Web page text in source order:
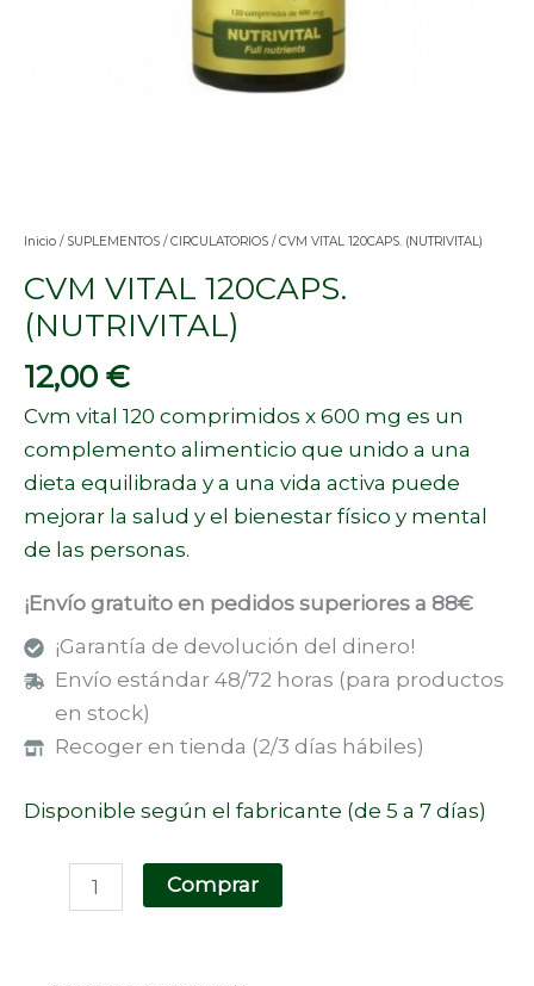
Inicio / SUPLEMENTOS /CIRCULATORIOS / CVM VITAL 120CAPS. (NUTRIVITAL)
CVM VITAL 120CAPS.
(NUTRIVITAL)
12,00 €
Cvm vital 120 comprimidos x 600 mg es un
complemento alimenticio que unido a una
dieta equilibrada y a una vida activa puede
mejorar la salud y el bienestar físico y mental
de las personas.
¡Envío gratuito en pedidos superiores a 88€
¡Garantía de devolución del dinero!
Envío estándar 48/72 horas (para productos
en stock)
Recoger en tienda (2/3 días hábiles)
Disponible según el fabricante (de 5 a 7 días)
Comprar